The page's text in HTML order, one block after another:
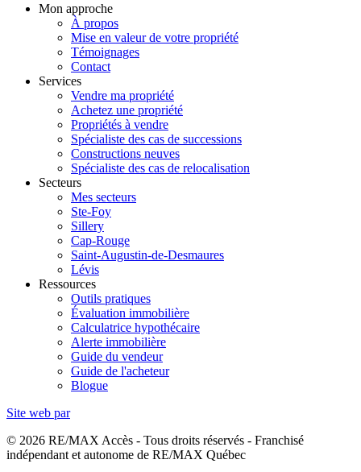
Mon approche
À propos
Mise en valeur de votre propriété
Témoignages
Contact
Services
Vendre ma propriété
Achetez une propriété
Propriétés à vendre
Spécialiste des cas de successions
Constructions neuves
Spécialiste des cas de relocalisation
Secteurs
Mes secteurs
Ste-Foy
Sillery
Cap-Rouge
Saint-Augustin-de-Desmaures
Lévis
Ressources
Outils pratiques
Évaluation immobilière
Calculatrice hypothécaire
Alerte immobilière
Guide du vendeur
Guide de l'acheteur
Blogue
Site web par
© 2026 RE/MAX Accès - Tous droits réservés - Franchisé
indépendant et autonome de RE/MAX Québec